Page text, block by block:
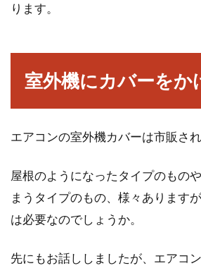
ります。
室外機にカバーをか
エアコンの室外機カバーは市販され
屋根のようになったタイプのもの
まうタイプのもの、様々あります
は必要なのでしょうか。
先にもお話ししましたが、エアコ